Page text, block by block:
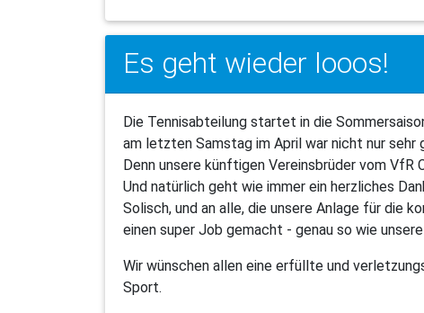
Es geht wieder looos!
Die Tennisabteilung startet in die
am letzten Samstag im April war nicht nur sehr
Denn unsere künftigen Vereinsbrüder vom
Und natürlich geht wie immer ein herzliches
Solisch, und an alle, die unsere Anlage für die
einen super Job gemacht - genau so wie
Wir wünschen allen eine erfüllte und
Sport.